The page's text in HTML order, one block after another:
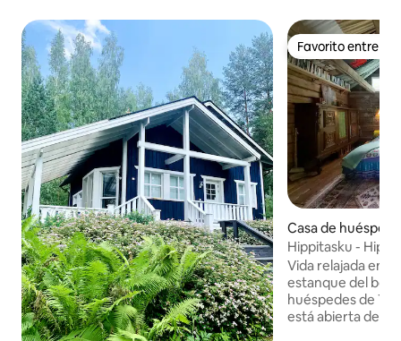
Favorito entre
Favorito entre
Casa de
Hippitasku -
colorida
Vida relajada en
estanque del bosque ¡JiPPii! La
huéspedes de
está abierta de nuevo.